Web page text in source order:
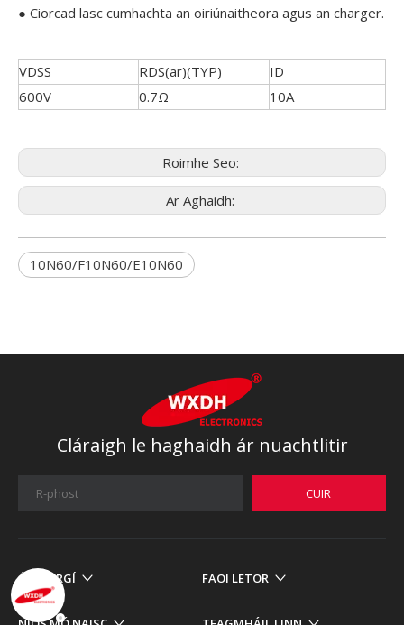
● Ciorcad lasc cumhachta an oiriúnaitheora agus an charger.
VDSS RDS(ar)(TYP)
ID
600V
0.7Ω 10A
Roimhe Seo:
Ar Aghaidh:
10N60/F10N60/E10N60
Cláraigh le haghaidh ár nuachtlitir
CUIR
ÁR TÁIRGÍ FAOI LETOR